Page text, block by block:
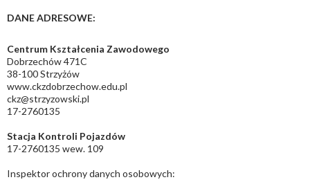
DANE ADRESOWE:
Centrum Kształcenia Zawodowego
Dobrzechów 471C
38-100 Strzyżów
www.ckzdobrzechow.edu.pl
ckz@strzyzowski.pl
17-2760135
Stacja Kontroli Pojazdów
17-2760135 wew. 109
Inspektor ochrony danych osobowych: